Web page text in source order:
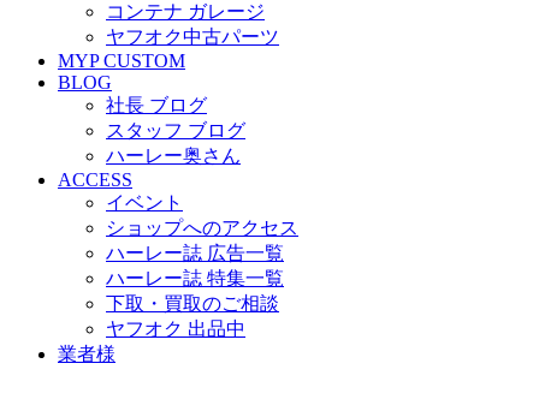
コンテナ ガレージ
ヤフオク中古パーツ
MYP CUSTOM
BLOG
社長 ブログ
スタッフ ブログ
ハーレー奥さん
ACCESS
イベント
ショップへのアクセス
ハーレー誌 広告一覧
ハーレー誌 特集一覧
下取・買取のご相談
ヤフオク 出品中
業者様